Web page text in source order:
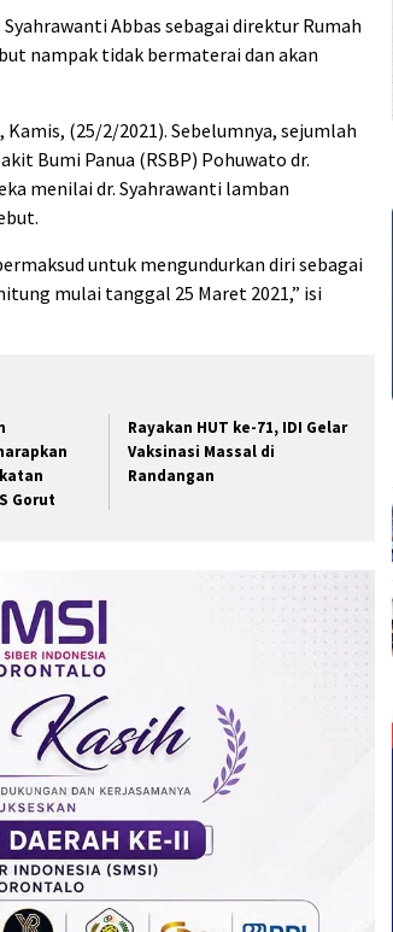
Syahrawanti Abbas sebagai direktur Rumah
nampak tidak bermaterai dan akan
(25/2/2021). Sebelumnya, sejumlah
Bumi Panua (RSBP) Pohuwato dr.
menilai dr. Syahrawanti lamban
untuk mengundurkan diri sebagai
mulai tanggal 25 Maret 2021,” isi
Gorut
Rayakan HUT ke-71, IDI Gelar
Vaksinasi Massal di
Randangan